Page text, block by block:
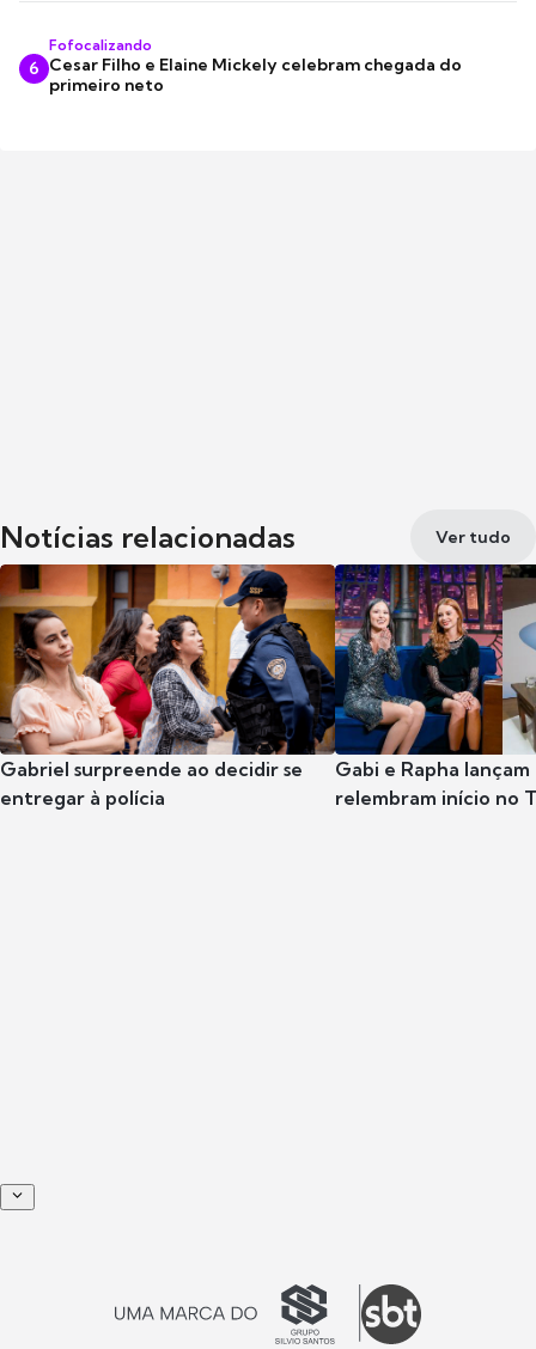
6
Fofocalizando
Cesar Filho e Elaine Mickely celebram chegada do
primeiro neto
Notícias relacionadas Ver tudo
Gabriel surpreende ao decidir se
entregar à polícia
Gabi e Rapha
relembram início no